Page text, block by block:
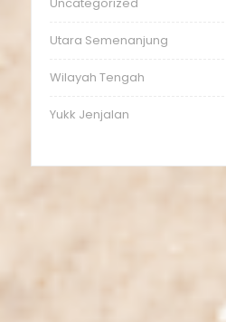
Utara Semenanjung
Wilayah Tengah
Yukk Jenjalan